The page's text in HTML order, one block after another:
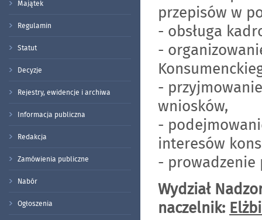
Majątek
Regulamin
Statut
Decyzje
Rejestry, ewidencje i archiwa
Informacja publiczna
Redakcja
Zamówienia publiczne
Nabór
Ogłoszenia
przepisów w
- obsługa
-
-
wniosków,
-
interesów
- prowadzenie
Wydział
naczelnik: